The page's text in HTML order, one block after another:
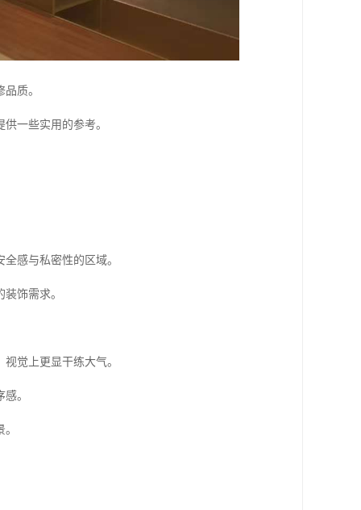
质。
一些实用的参考。
感与私密性的区域。
饰需求。
觉上更显干练大气。
。